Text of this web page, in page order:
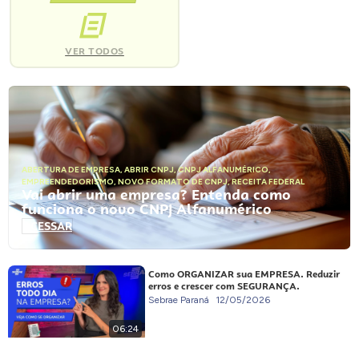
VER TODOS
ABERTURA DE EMPRESA, ABRIR CNPJ,CNPJ ALFANUMÉRICO,
EMPREENDEDORISMO, NOVO FORMATO DE CNPJ,RECEITA FEDERAL
Vai abrir uma empresa? Entenda como
funciona o novo CNPJ Alfanumérico
ACESSAR
06:24
Como ORGANIZAR sua EMPRESA. Reduzir
erros e crescer com SEGURANÇA.
Sebrae Paraná 12/05/2026